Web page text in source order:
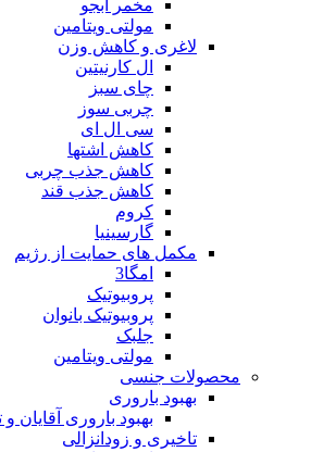
مخمر آبجو
مولتی ویتامین
لاغری و کاهش وزن
ال کارنیتین
چای سبز
چربی سوز
سی ال ای
کاهش اشتها
کاهش جذب چربی
کاهش جذب قند
کروم
گارسینیا
مکمل های حمایت از رژیم
امگا3
پروبیوتیک
پروبیوتیک بانوان
جلبک
مولتی ویتامین
محصولات جنسی
بهبود باروری
بهبود باروری آقایان
تاخیری و زودانزالی